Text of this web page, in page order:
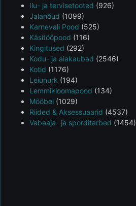
Ilu- ja tervisetooted (926)
Jalanõud (1099)
Karnevali Pood (525)
Käsitööpood (116)
Kingitused (292)
Kodu- ja aiakaubad (2546)
Kotid (1176)
Leiunurk (194)
Lemmikloomapood (134)
Mööbel (1029)
Riided & Aksessuaarid (4537)
Vabaaja- ja sporditarbed (1454)